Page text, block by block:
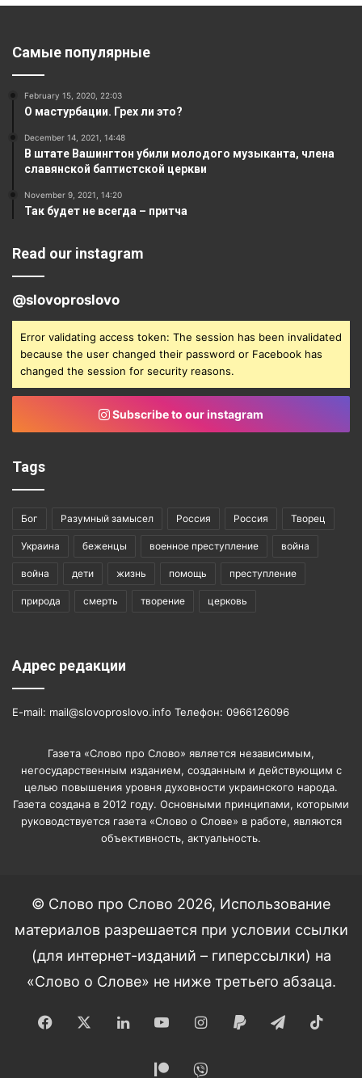
Самые популярные
February 15, 2020, 22:03
О мастурбации. Грех ли это?
December 14, 2021, 14:48
В штате Вашингтон убили молодого музыканта, члена
славянской баптистской церкви
November 9, 2021, 14:20
Так будет не всегда – притча
Read our instagram
@slovoproslovo
Error validating access token: The session has been invalidated
because the user changed their password or Facebook has
changed the session for security reasons.
Subscribe to our instagram
Tags
Бог Разумный замысел Россия Россия Творец
Украина беженцы военное преступление война
война дети жизнь помощь преступление
природа смерть творение церковь
Адрес редакции
E-mail: mail@slovoproslovo.info Телефон: 0966126096
Газета «Слово про Слово» является независимым,
негосударственным изданием, созданным и действующим с
целью повышения уровня духовности украинского народа.
Газета создана в 2012 году. Основными принципами, которыми
руководствуется газета «Слово о Слове» в работе, являются
объективность, актуальность.
© Слово про Слово 2026, Использование
материалов разрешается при условии ссылки
(для интернет-изданий – гиперссылки) на
«Слово о Слове» не ниже третьего абзаца.
Facebook LinkedInYouTubeInstagram
Paypal Telegram
Patreon